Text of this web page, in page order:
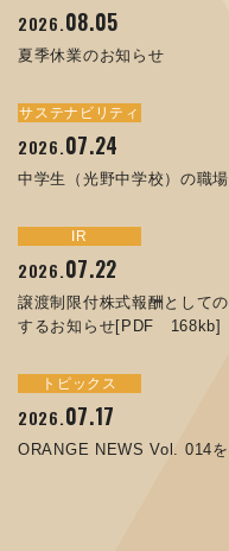
2026.08.05
夏季休業のお知らせ
サステナビリティ
2026.07.24
中学生（光野中学校）の職
IR
2026.07.22
譲渡制限付株式報酬として
するお知らせ[PDF 168kb]
トピックス
2026.07.17
ORANGE NEWS Vol. 014
2025.11.17
コラムを更新しました：
お知らせ
2025. 09.02
お知らせ
2025.05.29
コラムを更新しました：
お知らせ
2025.05.15
2026.04.17
ORANGE NEWS Vol. 013を
トピックス
2025.10.01
高松流技Vol.25を掲載しま
トピックス
2025.09.10
ORANGE NEWS Vol. 011
2025.07.31
ORANGE NEWS Vol. 010を
2025.08.29
MECT 2025 出展のご案内
イベント
2025.04.16
MEX金沢2025 出展のご
イベント
2024.09.26
JIMTOF2024 出展のご案
2024.05.13
MEX金沢2024 学生向け会
終了しました
2026.07.22
譲渡制限付株式報酬として
IR
2026. 07.07
IR
2026.07.01
コーポレートガバナンス報
IR
2026.06.26
第65回定時株主総会のご報
2026.06.12
人材戦略を策定しました
サステナビリティ
2026.03.26
「健康経営優良法人２０２
サステナビリティ
2025.12.09
令和７年度石川県ワークラ
サステナビリティ
2025.12.04